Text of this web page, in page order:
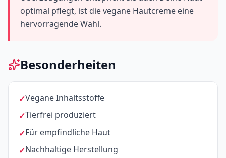
optimal pflegt, ist die vegane Hautcreme eine
hervorragende Wahl.
Besonderheiten
Vegane Inhaltsstoffe
Tierfrei produziert
Für empfindliche Haut
Nachhaltige Herstellung